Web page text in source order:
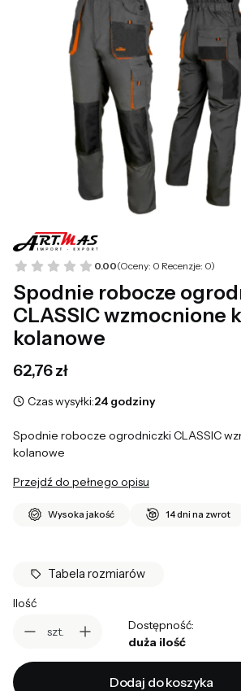
0.00(Oceny: 0 Recenzje: 0)
Spodnie robocze
CLASSIC wzmocnione
kolanowe
Cena
62,76 zł
Czas wysyłki:24 godziny
Spodnie robocze ogrodniczki CLASSIC
kolanowe
Przejdź do pełnego opisu
Wysoka jakość 14 dni na zwrot
Tabela rozmiarów
Ilość
szt.
Dostępność:
duża ilość
Dodaj do koszyka